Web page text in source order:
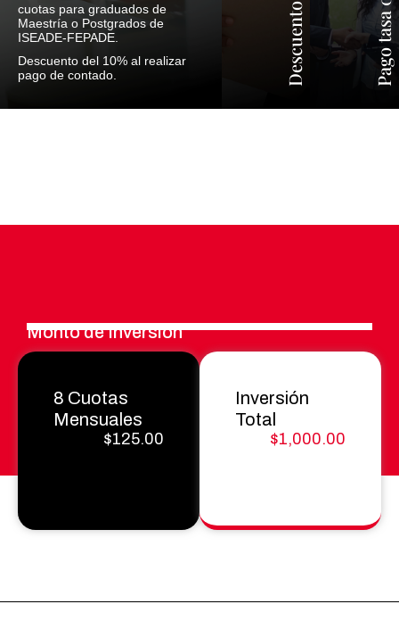
cuotas para graduados de
Maestría o Postgrados de
ISEADE-FEPADE.
Descuento del 10% al realizar
pago de contado.
Monto deInversión
8 Cuotas
Mensuales
$125.00
Inversión
Total
$1,000.00